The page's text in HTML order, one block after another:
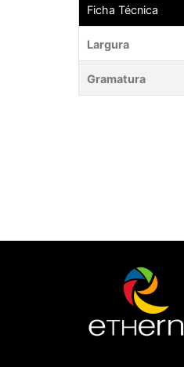
Ficha Técnica
Largura
Gramatura